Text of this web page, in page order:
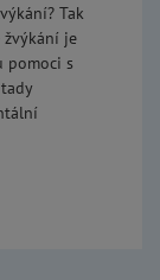
Tak
je
pomoci s